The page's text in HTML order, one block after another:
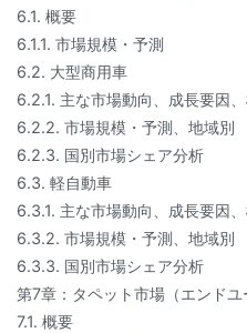
6.1. 概要
6.1.1. 市場規模・予測
6.2. 大型商用車
6.2.1. 主な市場動向、成長要因
6.2.2. 市場規模・予測、地域別
6.2.3. 国別市場シェア分析
6.3. 軽自動車
6.3.1. 主な市場動向、成長要因
6.3.2. 市場規模・予測、地域別
6.3.3. 国別市場シェア分析
第7章：タペット市場（エンドユ
7.1. 概要